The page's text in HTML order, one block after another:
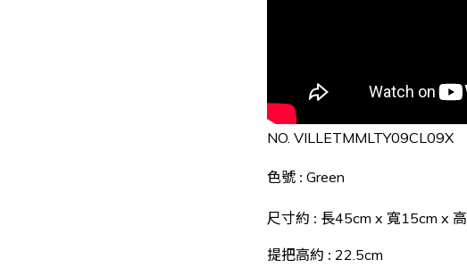
NO. VILLETMMLTY09CL09X
色號: Green
尺寸約 : 長45cm x 寬15cm x 高
提把高約 : 22.5cm